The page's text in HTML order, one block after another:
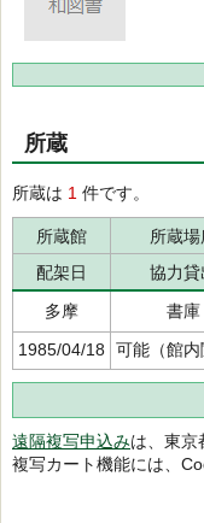
所蔵
所蔵は 1 件です。
所蔵館 所蔵場
配架日
協力貸
多摩
書庫
1985/04/18
可能（館内
遠隔複写申込みは、東京
複写カート機能には、